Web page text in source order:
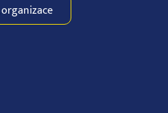
organizace